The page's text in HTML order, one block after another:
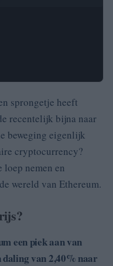
sprongetje heeft
recentelijk bijna naar
beweging eigenlijk
cryptocurrency?
loep nemen en
wereld van Ethereum.
een piek aan van
daling van 2,40% naar